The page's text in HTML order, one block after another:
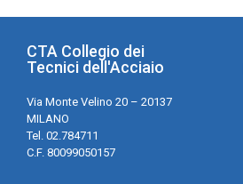
CTA Collegio dei
Tecnici dell'Acciaio
Via Monte Velino 20 – 20137
MILANO
Tel. 02.784711
C.F. 80099050157